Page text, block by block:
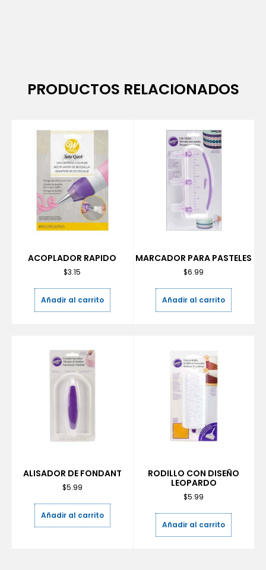
PRODUCTOS RELACIONADOS
ACOPLADOR RAPIDO
$3.15
Añadir al carrito
MARCADOR PARA PASTELES
$6.99
Añadir al carrito
ALISADOR DE FONDANT
$5.99
Añadir al carrito
RODILLO CON DISEÑO
LEOPARDO
$5.99
Añadir al carrito